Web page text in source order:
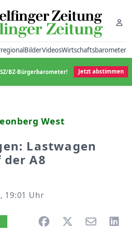
BilderVideosWirtschaftsbarometer
BZ-Bürgerbarometer! Jetzt abstimmen
West
Lastwagen
A8
19:01 Uhr